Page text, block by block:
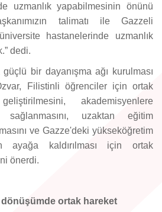
uzmanlık yapabilmesinin önünü
talimatı ile Gazzeli
hastanelerinde uzmanlık
dedi.
bir dayanışma ağı kurulması
Filistinli öğrenciler için ortak
akademisyenlere
sağlanmasını, uzaktan eğitim
ve Gazze'deki yükseköğretim
ayağa kaldırılması için ortak
önerdi.
ortak hareket